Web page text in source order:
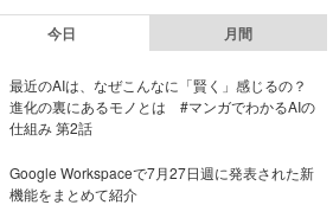
今日 月間
最近のAIは、なぜこんなに「賢く」感じるの？
進化の裏にあるモノとは #マンガでわかるAIの
仕組み 第2話
Google Workspaceで7月27日週に発表された新
機能をまとめて紹介